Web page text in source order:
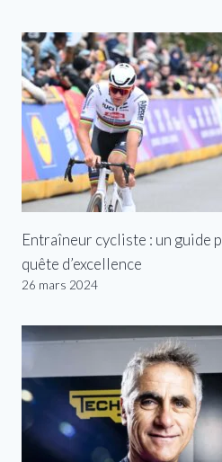
Entraîneur cycliste : un guide
quête d’excellence
26 mars 2024